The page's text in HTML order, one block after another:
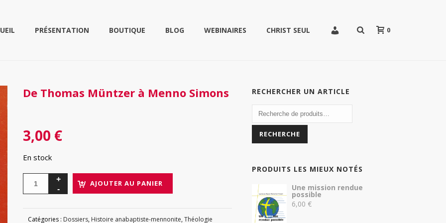
PRÉSENTATION BOUTIQUE BLOG WEBINAIRES CHRIST SEUL 0
De Thomas Müntzer à Menno Simons
3,00 €
En stock
AJOUTER AU PANIER
Catégories : Dossiers, Histoire anabaptiste-mennonite,Théologie
RECHERCHER UN ARTICLE
RECHERCHE
PRODUITS LES MIEUX NOTÉS
Une mission rendue
possible
6,00 €